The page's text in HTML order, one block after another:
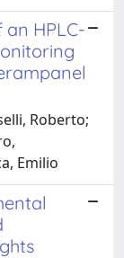
HPLC-
Roberto;
Emilio